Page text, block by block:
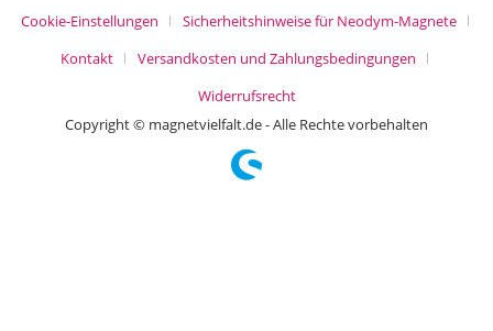
Cookie-Einstellungen
Sicherheitshinweise für Neodym-Magnete
Kontakt
Versandkosten und Zahlungsbedingungen
Widerrufsrecht
Copyright © magnetvielfalt.de - Alle Rechte vorbehalten